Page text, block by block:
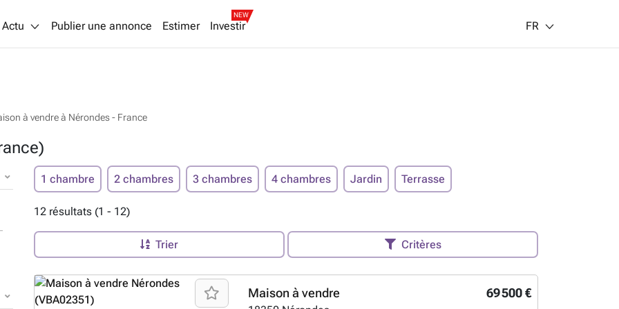
Actu Publier une annonce Estimer Investir
NEW
FR
à vendre à Nérondes - France
1 chambre 2 chambres 3 chambres 4 chambres Jardin Terrasse
12 résultats (1 - 12)
Trier Critères
69 500 €
Maison à vendre